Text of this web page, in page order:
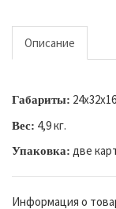
Описание
Габариты:
Вес: 4,9 кг.
Упаковка: две
Информация о